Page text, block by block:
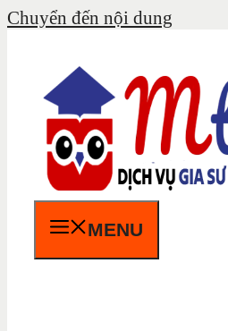
Chuyển đến nội dung
MENU